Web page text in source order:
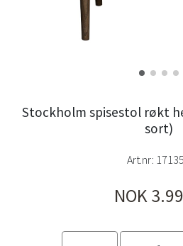
Stockholm spisestol røkt
sort)
Art.nr: 17135
NOK